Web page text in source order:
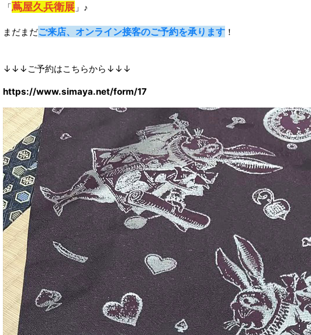
「蔦屋久兵衛展 」♪
まだまだご来店、オンライン接客のご予約を承ります ！
↓↓↓ご予約はこちらから↓↓↓
https://www.simaya.net/form/17